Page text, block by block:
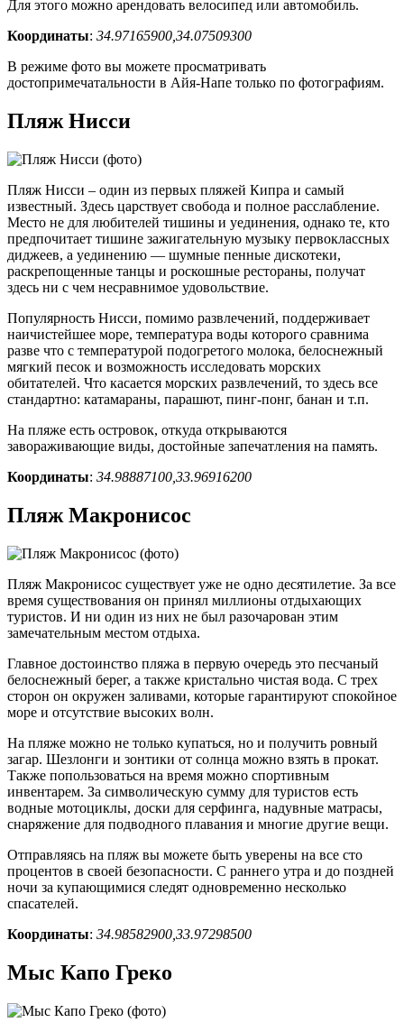
Для этого можно арендовать велосипед или автомобиль.
Координаты: 34.97165900,34.07509300
В режиме фото вы можете просматривать
достопримечатальности в Айя-Напе только по фотографиям.
Пляж Нисси
Пляж Нисси – один из первых пляжей Кипра и самый
известный. Здесь царствует свобода и полное расслабление.
Место не для любителей тишины и уединения, однако те, кто
предпочитает тишине зажигательную музыку первоклассных
диджеев, а уединению — шумные пенные дискотеки,
раскрепощенные танцы и роскошные рестораны, получат
здесь ни с чем несравнимое удовольствие.
Популярность Нисси, помимо развлечений, поддерживает
наичистейшее море, температура воды которого сравнима
разве что с температурой подогретого молока, белоснежный
мягкий песок и возможность исследовать морских
обитателей. Что касается морских развлечений, то здесь все
стандартно: катамараны, парашют, пинг-понг, банан и т.п.
На пляже есть островок, откуда открываются
завораживающие виды, достойные запечатления на память.
Координаты: 34.98887100,33.96916200
Пляж Макронисос
Пляж Макронисос существует уже не одно десятилетие. За все
время существования он принял миллионы отдыхающих
туристов. И ни один из них не был разочарован этим
замечательным местом отдыха.
Главное достоинство пляжа в первую очередь это песчаный
белоснежный берег, а также кристально чистая вода. С трех
сторон он окружен заливами, которые гарантируют спокойное
море и отсутствие высоких волн.
На пляже можно не только купаться, но и получить ровный
загар. Шезлонги и зонтики от солнца можно взять в прокат.
Также попользоваться на время можно спортивным
инвентарем. За символическую сумму для туристов есть
водные мотоциклы, доски для серфинга, надувные матрасы,
снаряжение для подводного плавания и многие другие вещи.
Отправляясь на пляж вы можете быть уверены на все сто
процентов в своей безопасности. С раннего утра и до поздней
ночи за купающимися следят одновременно несколько
спасателей.
Координаты: 34.98582900,33.97298500
Мыс Капо Греко